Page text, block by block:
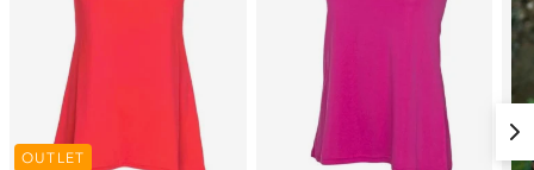
OUTLET